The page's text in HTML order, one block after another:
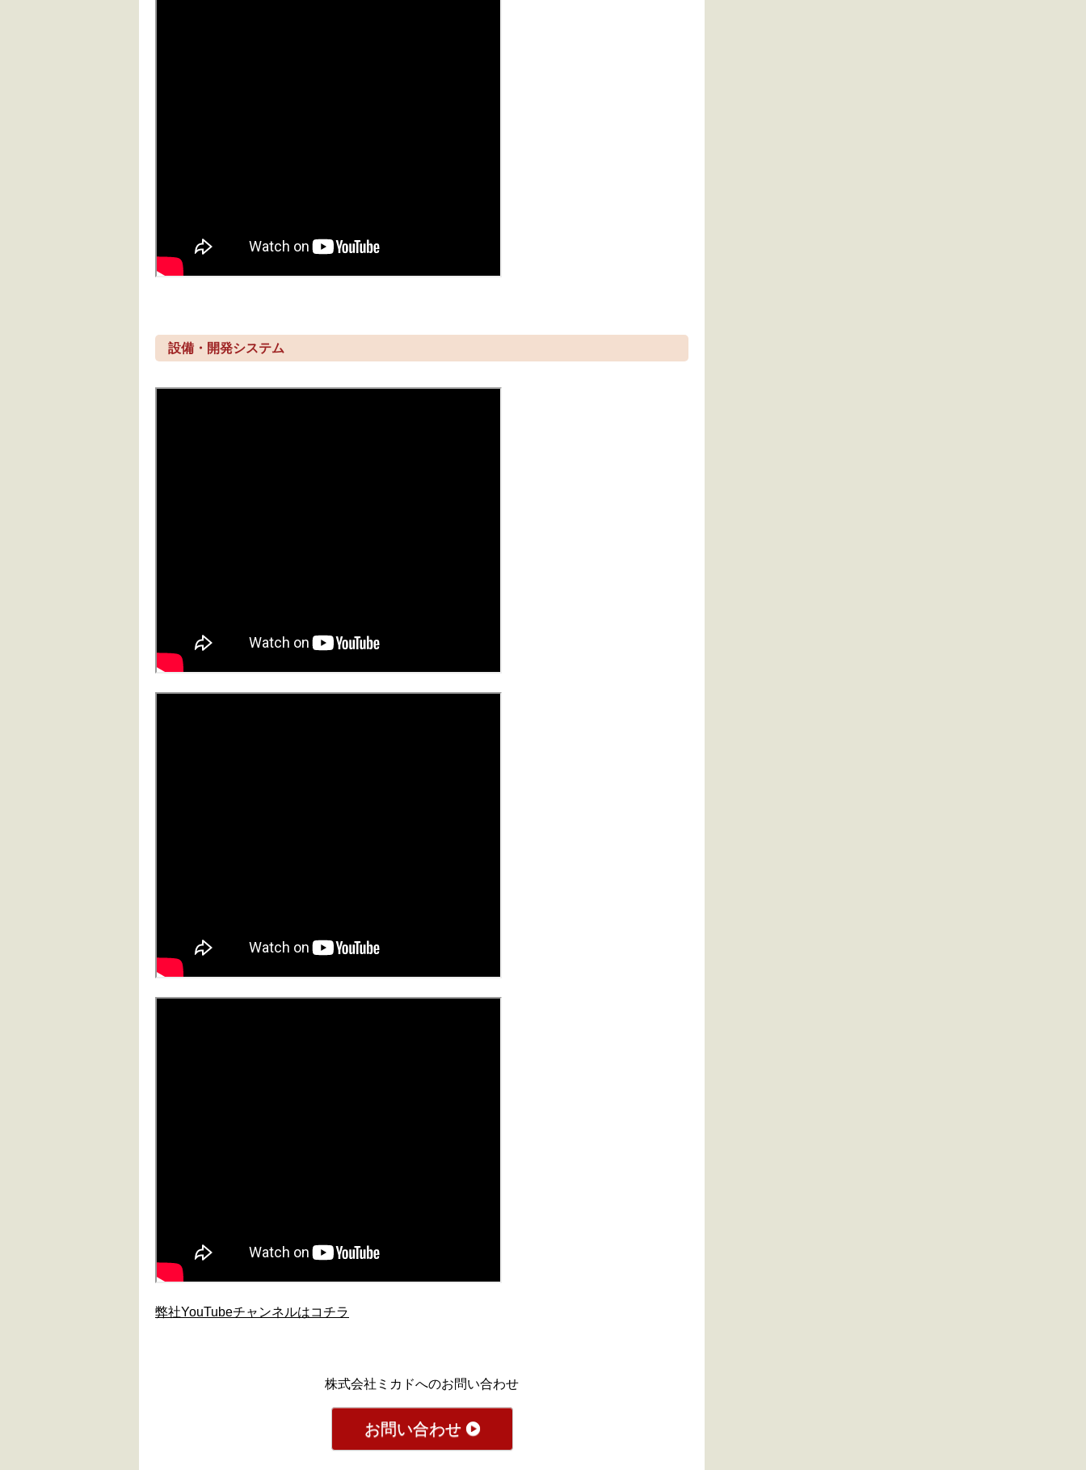
設備・開発システム
弊社YouTubeチャンネルはコチラ
株式会社ミカドへのお問い合わせ
お問い合わせ